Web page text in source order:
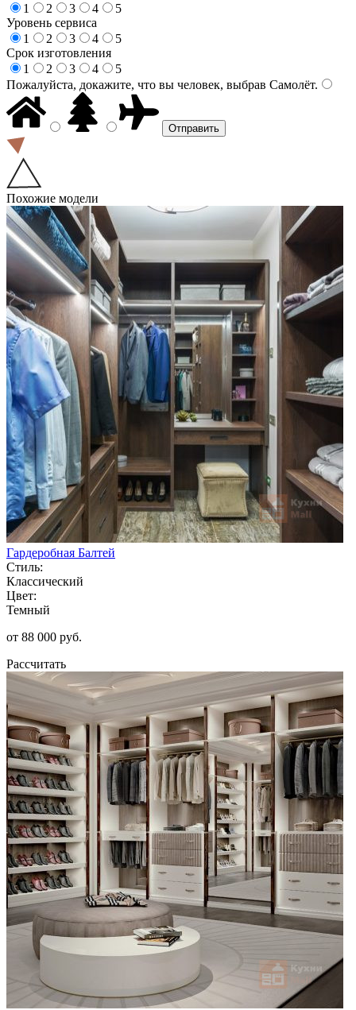
1
2 3 4
5
Уровень сервиса
1
2 3 4
5
Срок изготовления
1
2 3 4
5
Пожалуйста, докажите, что вы человек, выбрав Самолёт.
Похожие модели
Гардеробная Балтей
Стиль:
Классический
Цвет:
Темный
от 88 000 руб.
Рассчитать